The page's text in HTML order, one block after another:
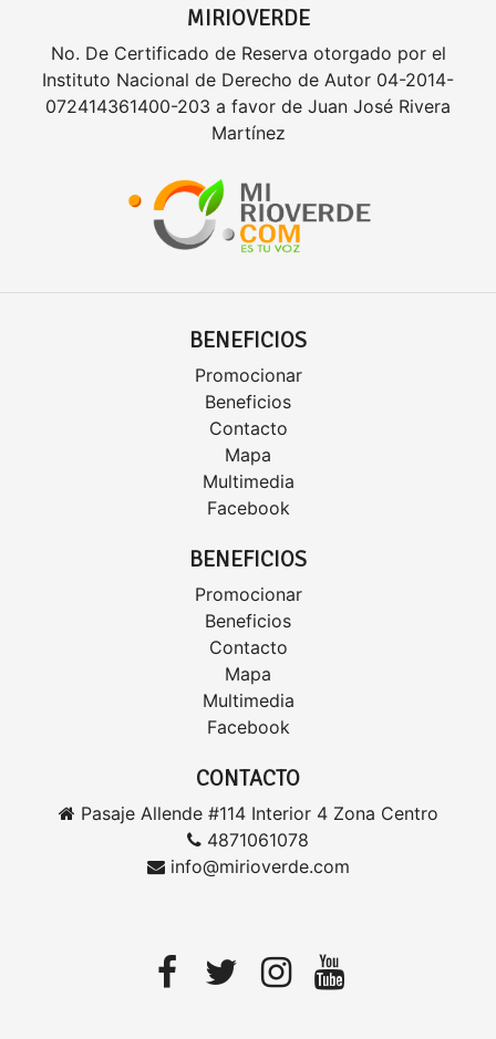
MIRIOVERDE
No. De Certificado de Reserva otorgado por el
Instituto Nacional de Derecho de Autor 04-2014-
072414361400-203 a favor de Juan José Rivera
Martínez
BENEFICIOS
Promocionar
Beneficios
Contacto
Mapa
Multimedia
Facebook
BENEFICIOS
Promocionar
Beneficios
Contacto
Mapa
Multimedia
Facebook
CONTACTO
Pasaje Allende #114 Interior 4 Zona Centro
4871061078
info@mirioverde.com